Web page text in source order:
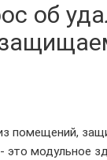
об
помещений,
это модульное